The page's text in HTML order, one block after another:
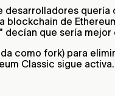
quería
de
que sería mejor
como fork) para
Classic sigue activa.